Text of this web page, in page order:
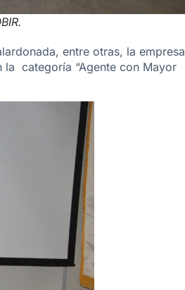
entre otras, la empresa
la categoría “Agente con Mayor